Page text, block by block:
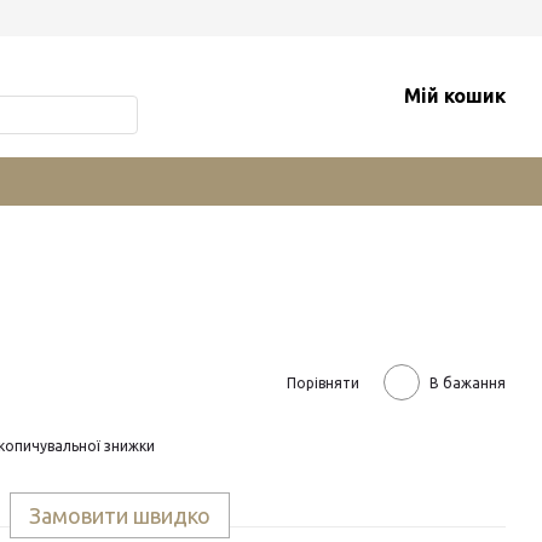
Мій кошик
Порівняти В бажання
знижки
Замовити швидко